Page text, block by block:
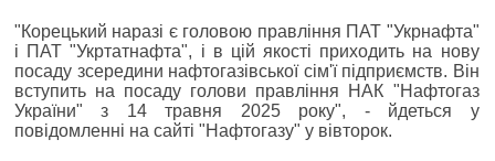
"Корецький наразі є головою правління ПАТ "Укрнафта"
і ПАТ "Укртатнафта", і в цій якості приходить на нову
посаду зсередини нафтогазівської сім'ї підприємств. Він
вступить на посаду голови правління НАК "Нафтогаз
України" з 14 травня 2025 року", - йдеться у
повідомленні на сайті "Нафтогазу" у вівторок.